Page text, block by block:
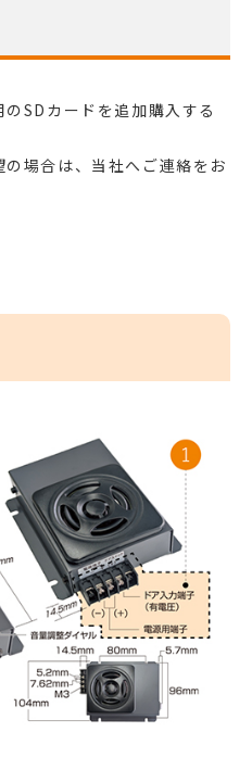
SDカードを追加購入する
場合は、当社へご連絡をお